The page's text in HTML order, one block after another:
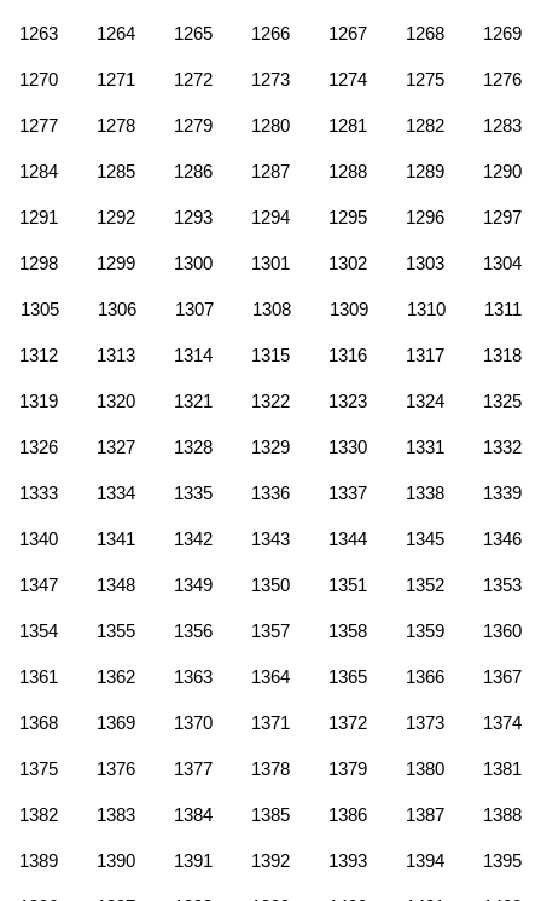
1263 1264 1265 1266 1267 1268 1269
1270 1271 1272 1273 1274 1275 1276
1277 1278 1279 1280 1281 1282 1283
1284 1285 1286 1287 1288 1289 1290
1291 1292 1293 1294 1295 1296 1297
1298 1299 1300 1301 1302 1303 1304
1305 1306 1307 1308 1309 1310 1311
1312 1313 1314 1315 1316 1317 1318
1319 1320 1321 1322 1323 1324 1325
1326 1327 1328 1329 1330 1331 1332
1333 1334 1335 1336 1337 1338 1339
1340 1341 1342 1343 1344 1345 1346
1347 1348 1349 1350 1351 1352 1353
1354 1355 1356 1357 1358 1359 1360
1361 1362 1363 1364 1365 1366 1367
1368 1369 1370 1371 1372 1373 1374
1375 1376 1377 1378 1379 1380 1381
1382 1383 1384 1385 1386 1387 1388
1389 1390 1391 1392 1393 1394 1395